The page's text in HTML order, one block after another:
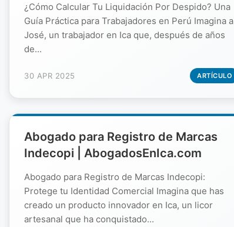
¿Cómo Calcular Tu Liquidación Por Despido? Una
Guía Práctica para Trabajadores en Perú Imagina a
José, un trabajador en Ica que, después de años
de...
30 APR 2025 ARTÍCULO
Abogado para Registro de Marcas
Indecopi | AbogadosEnIca.com
Abogado para Registro de Marcas Indecopi:
Protege tu Identidad Comercial Imagina que has
creado un producto innovador en Ica, un licor
artesanal que ha conquistado...